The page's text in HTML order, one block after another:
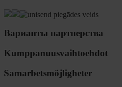
Варианты партнерства
Kumppanuusvaihtoehdot
Samarbetsmöjligheter